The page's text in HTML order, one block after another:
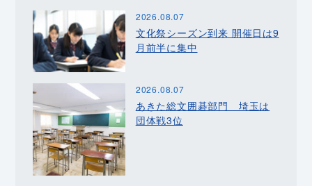
2026.08.07
文化祭シーズン到来 開催日は9
月前半に集中
2026.08.07
あきた総文囲碁部門 埼玉は
団体戦3位